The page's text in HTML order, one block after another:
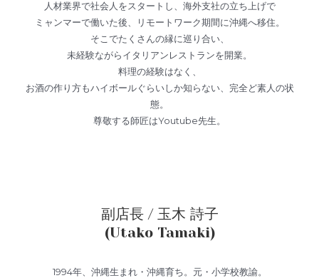
人材業界で社会人をスタートし、海外支社の立ち上げで
ミャンマーで働いた後、リモートワーク期間に沖縄へ移住。
そこでたくさんの縁に巡り合い、
未経験ながらイタリアンレストランを開業。
料理の経験はなく、
お酒の作り方もハイボールぐらいしか知らない、完全ど素人の状
態。
尊敬する師匠はYoutube先生。
副店長 / 玉木 詩子
(Utako Tamaki)
1994年、沖縄生まれ・沖縄育ち。元・小学校教諭。